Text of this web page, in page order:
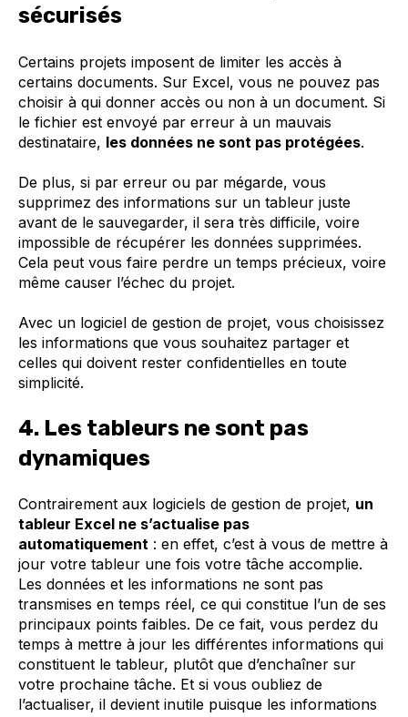
sécurisés
Certains projets imposent de limiter les accès à
certains documents. Sur Excel, vous ne pouvez pas
choisir à qui donner accès ou non à un document. Si
le fichier est envoyé par erreur à un mauvais
destinataire, les données ne sont pas protégées.
De plus, si par erreur ou par mégarde, vous
supprimez des informations sur un tableur juste
avant de le sauvegarder, il sera très difficile, voire
impossible de récupérer les données supprimées.
Cela peut vous faire perdre un temps précieux, voire
même causer l’échec du projet.
Avec un logiciel de gestion de projet, vous choisissez
les informations que vous souhaitez partager et
celles qui doivent rester confidentielles en toute
simplicité.
4. Les tableurs ne sont pas
dynamiques
Contrairement aux logiciels de gestion de projet, un
tableur Excel ne s’actualise pas
automatiquement : en effet, c’est à vous de mettre à
jour votre tableur une fois votre tâche accomplie.
Les données et les informations ne sont pas
transmises en temps réel, ce qui constitue l’un de ses
principaux points faibles. De ce fait, vous perdez du
temps à mettre à jour les différentes informations qui
constituent le tableur, plutôt que d’enchaîner sur
votre prochaine tâche. Et si vous oubliez de
l’actualiser, il devient inutile puisque les informations